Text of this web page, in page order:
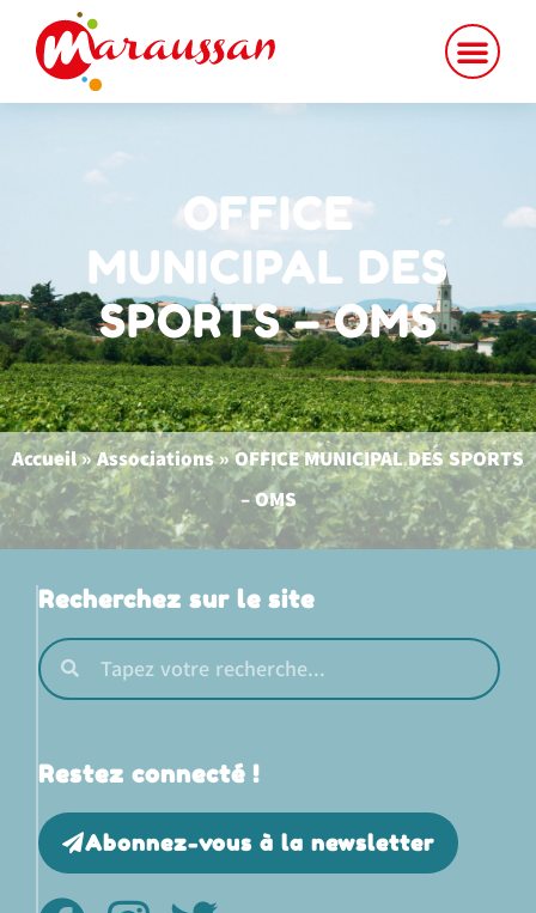
principal
OFFICE
MUNICIPAL DES
SPORTS – OMS
Accueil»Associations»OFFICE MUNICIPAL DES SPORTS
– OMS
Recherchez sur le site
Restez connecté !
Abonnez-vous à la newsletter